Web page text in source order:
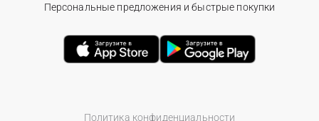
Политика конфиденциальности
Персональные предложения и быстрые покупки